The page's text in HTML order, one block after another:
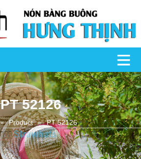
PT 52126
Product PT 52126